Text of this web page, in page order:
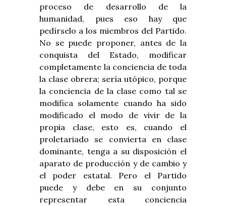
proceso de desarrollo de la
humanidad, pues eso hay que
pedírselo a los miembros del Partido.
No se puede proponer, antes de la
conquista del Estado, modificar
completamente la conciencia de toda
la clase obrera; sería utópico, porque
la conciencia de la clase como tal se
modifica solamente cuando ha sido
modificado el modo de vivir de la
propia clase, esto es, cuando el
proletariado se convierta en clase
dominante, tenga a su disposición el
aparato de producción y de cambio y
el poder estatal. Pero el Partido
puede y debe en su conjunto
representar esta conciencia